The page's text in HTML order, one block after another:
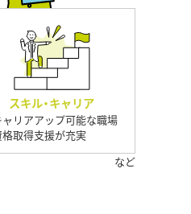
スキル・キャリア
ャリアアップ可能な職場
格取得支援が充実